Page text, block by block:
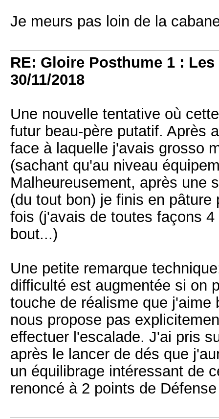
Je meurs pas loin de la
RE: Gloire Posthume 1 :
30/11/2018
Une nouvelle tentative où
futur beau-père putatif. Après
face à laquelle j'avais grosso
(sachant qu'au niveau
Malheureusement, après une
(du tout bon) je finis en
fois (j'avais de toutes façons
bout...)
Une petite remarque
difficulté est augmentée si on
touche de réalisme que
nous propose pas
effectuer l'escalade. J'ai pris
après le lancer de dés que
un équilibrage intéressant de
renoncé à 2 points de